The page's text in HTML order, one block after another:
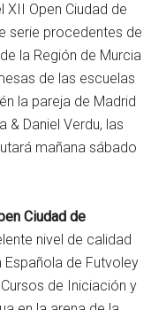
XII Open Ciudad de
serie procedentes de
la Región de Murcia
de las escuelas
la pareja de Madrid
& Daniel Verdu, las
mañana sábado
Ciudad de
nivel de calidad
de Futvoley
de Iniciación y